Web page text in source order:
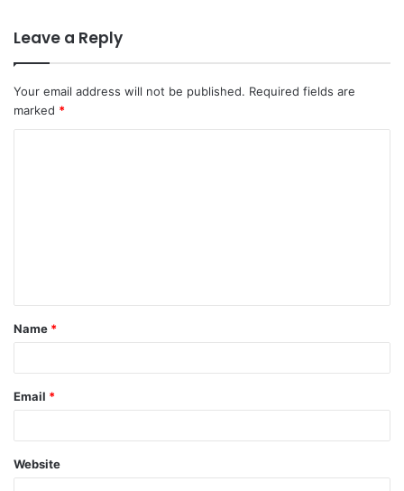
Leave a Reply
Your email address will not be published. Required fields are
marked *
t
*
Name *
Email *
Website